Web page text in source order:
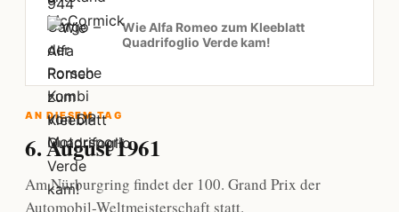
Wie Alfa Romeo zum Kleeblatt
Quadrifoglio Verde kam!
AN DIESEM TAG
6. August 1961
Am Nürburgring findet der 100. Grand Prix der
Automobil-Weltmeisterschaft statt.